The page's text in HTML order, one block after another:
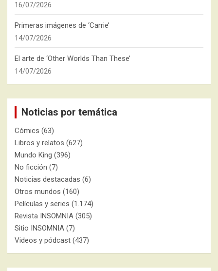
16/07/2026
Primeras imágenes de ‘Carrie’
14/07/2026
El arte de ‘Other Worlds Than These’
14/07/2026
Noticias por temática
Cómics (63)
Libros y relatos (627)
Mundo King (396)
No ficción (7)
Noticias destacadas (6)
Otros mundos (160)
Películas y series (1.174)
Revista INSOMNIA (305)
Sitio INSOMNIA (7)
Videos y pódcast (437)